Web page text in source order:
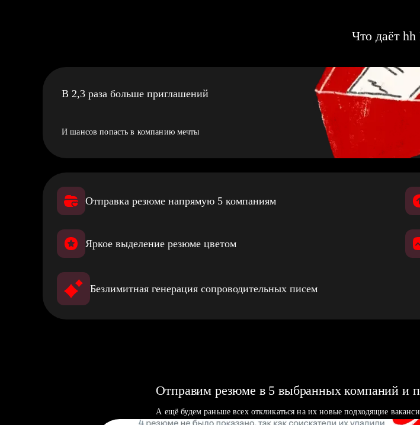
Что даёт hh
В 2,3 раза больше приглашений
И шансов попасть в компанию мечты
Отправка резюме напрямую 5 компаниям
Яркое выделение резюме цветом
Безлимитная генерация сопроводительных писем
Отправим резюме в 5 выбранных компаний и
А ещё будем раньше всех откликаться на их новые подходящие